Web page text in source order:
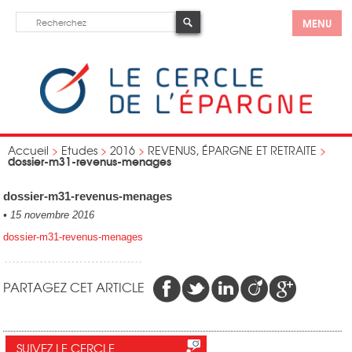
MENU
Accueil > Etudes > 2016 > REVENUS, ÉPARGNE ET RETRAITE >
dossier-m31-revenus-menages
dossier-m31-revenus-menages
• 15 novembre 2016
dossier-m31-revenus-menages
PARTAGEZ CET ARTICLE
SUIVEZ LE CERCLE